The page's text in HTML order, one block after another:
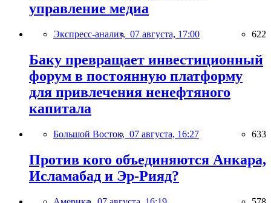
управление медиа
Экспресс-анализ, 07 августа, 17:00 622
Баку превращает инвестиционный
форум в постоянную платформу
для привлечения ненефтяного
капитала
Большой Восток, 07 августа, 16:27 633
Против кого объединяются Анкара,
Исламабад и Эр-Рияд?